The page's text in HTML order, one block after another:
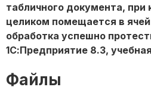
табличного документа, при
целиком помещается в
обработка успешно
1С:Предприятие 8.3,
Файлы